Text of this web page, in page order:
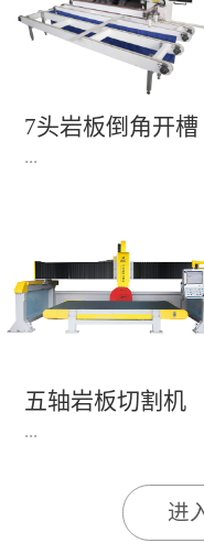
7头岩板倒角开槽
机(1)
...
永达机电7头岩板倒角
开槽机，该设备采用
水线作业，加工效率
陶瓷人造石进行直边斜
边修边倒角并开槽。
五轴岩板切割机
...
1、简单易学的编程软
进